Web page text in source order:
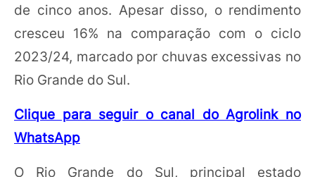
de cinco anos. Apesar disso, o rendimento
cresceu 16% na comparação com o ciclo
2023/24, marcado por chuvas excessivas no
Rio Grande do Sul.
Clique para seguir o canal do Agrolink no
WhatsApp
O Rio Grande do Sul, principal estado